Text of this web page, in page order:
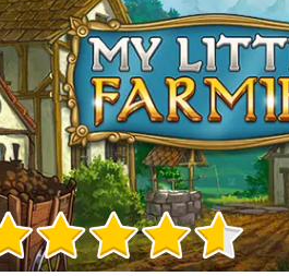
Informații despre joc